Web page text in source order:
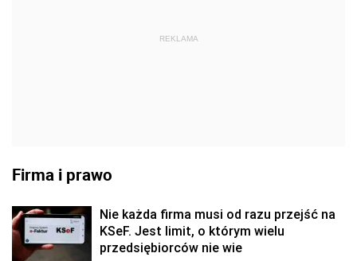
REKLAMA
Firma i prawo
Nie każda firma musi od razu przejść na
KSeF. Jest limit, o którym wielu
przedsiębiorców nie wie